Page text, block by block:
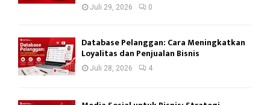
Juli 29, 2026 0
Database Pelanggan: Cara Meningkatkan
Loyalitas dan Penjualan Bisnis
Juli 28, 2026 4